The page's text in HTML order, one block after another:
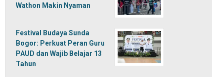
Wathon Makin Nyaman
Festival Budaya Sunda
Bogor: Perkuat Peran Guru
PAUD dan Wajib Belajar 13
Tahun